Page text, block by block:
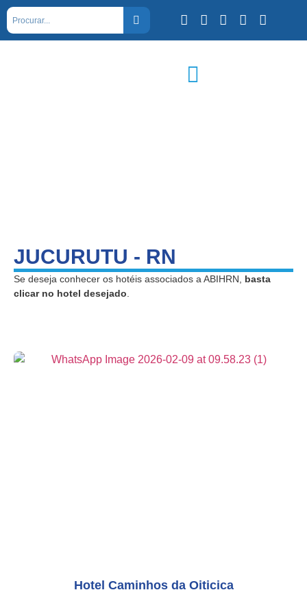
JUCURUTU - RN
Se deseja conhecer os hotéis associados a ABIHRN, basta
clicar no hotel desejado
Hotel Caminhos da Oiticica